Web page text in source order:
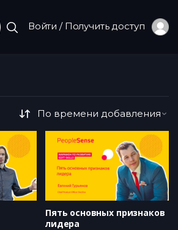
Войти / Получить доступ
Пять основных признаков
лидера